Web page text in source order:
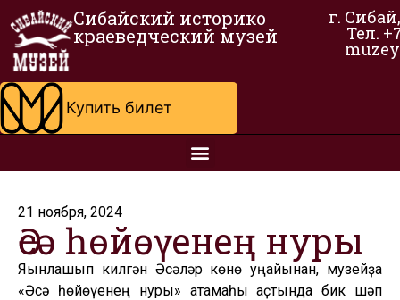
Сибайский историко
краеведческий музей
г.
Тел.
Купить билет
21 ноября, 2024
Әсә һөйөүенең нуры
Яҡынлашып килгән Әсәләр көнө уңайынан, музейҙа
«Әсә һөйөүенең нуры» атамаһы аҫтында бик шәп